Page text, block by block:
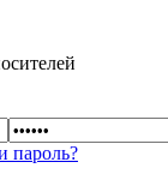
пароль?